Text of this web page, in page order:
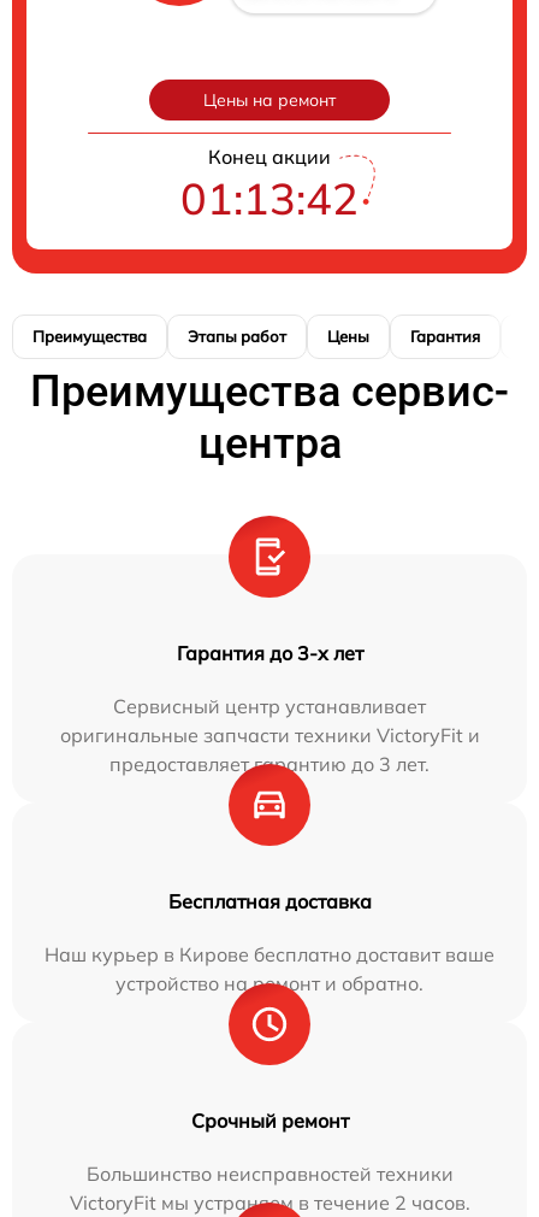
Цены на ремонт
Конец акции
01:13:41
Преимущества Этапы работ Цены Гарантия
Преимущества сервис-
центра
Гарантия до 3-х лет
Сервисный центр устанавливает
оригинальные запчасти техники VictoryFit и
предоставляет гарантию до 3 лет.
Бесплатная доставка
Наш курьер в Кирове бесплатно доставит ваше
устройство на ремонт и обратно.
Срочный ремонт
Большинство неисправностей техники
VictoryFit мы устраняем в течение 2 часов.